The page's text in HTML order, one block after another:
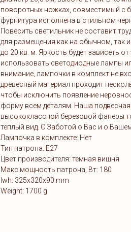
поворотных ножках, совместимый с
фурнитура исполнена в стильном
Повесить светильник не составит
для размещения как на обычном, так
до 20 кв. м. Яркость будет зависеть
использовать светодиодные лампы
внимание, лампочки в комплект не
древесный материал проходит
чтобы исключить появление
форму всем деталям. Наша
высококлассной березовой фанеры
теплый вид. C Заботой о Вас и о
Лампочка в комплекте: Нет
Тип патрона: E27
Цвет производителя: темная вишня
Макс.мощность патрона, Вт: 180
lwh: 325x320x90 mm
Weight: 1700 g